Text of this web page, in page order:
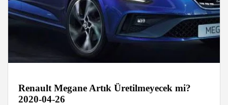
Renault Megane Artık Üretilmeyecek mi?
2020-04-26